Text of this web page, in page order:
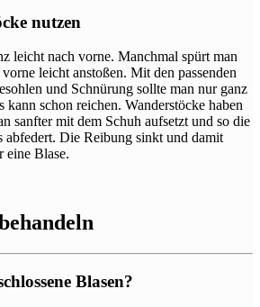
nutzen
leicht nach vorne. Manchmal spürt man
leicht anstoßen. Mit den passenden
und Schnürung sollte man nur ganz
kann schon reichen. Wanderstöcke haben
sanfter mit dem Schuh aufsetzt und so die
abfedert. Die Reibung sinkt und damit
eine Blase.
Blasen?